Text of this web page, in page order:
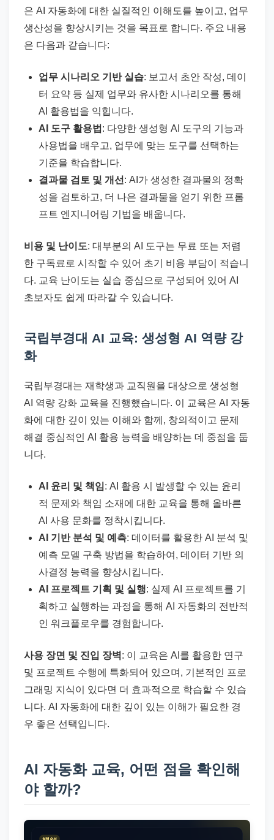
은 AI 자동화에 대한 실질적인 이해도를 높이고, 업무
생산성을 향상시키는 것을 목표로 합니다. 주요 내용
은 다음과 같습니다:
업무 시나리오 기반 실습: 보고서 초안 작성, 데이
터 요약 등 실제 업무와 유사한 시나리오를 통해
AI 활용법을 익힙니다.
AI 도구 활용법 : 다양한 생성형 AI 도구의 기능과
사용법을 배우고, 업무에 맞는 도구를 선택하는
기준을 학습합니다.
결과물 검토 및 개선 : AI가 생성한 결과물의 정확
성을 검토하고, 더 나은 결과물을 얻기 위한 프롬
프트 엔지니어링 기법을 배웁니다.
비용 및 난이도: 대부분의 AI 도구는 무료 또는 저렴
한 구독료로 시작할 수 있어 초기 비용 부담이 적습니
다. 교육 난이도는 실습 중심으로 구성되어 있어 AI
초보자도 쉽게 따라갈 수 있습니다.
국립부경대 AI 교육: 생성형 AI 역량 강
화
국립부경대는 재학생과 교직원을 대상으로 생성형
AI 역량 강화 교육을 진행했습니다. 이 교육은 AI 자동
화에 대한 깊이 있는 이해와 함께, 창의적이고 문제
해결 중심적인 AI 활용 능력을 배양하는 데 중점을 둡
니다.
AI 윤리 및 책임: AI 활용 시 발생할 수 있는 윤리
적 문제와 책임 소재에 대한 교육을 통해 올바른
AI 사용 문화를 정착시킵니다.
AI 기반 분석 및 예측: 데이터를 활용한 AI 분석 및
예측 모델 구축 방법을 학습하여, 데이터 기반 의
사결정 능력을 향상시킵니다.
AI 프로젝트 기획 및 실행: 실제 AI 프로젝트를 기
획하고 실행하는 과정을 통해 AI 자동화의 전반적
인 워크플로우를 경험합니다.
사용 장면 및 진입 장벽 : 이 교육은 AI를 활용한 연구
및 프로젝트 수행에 특화되어 있으며, 기본적인 프로
그래밍 지식이 있다면 더 효과적으로 학습할 수 있습
니다. AI 자동화에 대한 깊이 있는 이해가 필요한 경
우 좋은 선택입니다.
AI 자동화 교육, 어떤 점을 확인해
야 할까?